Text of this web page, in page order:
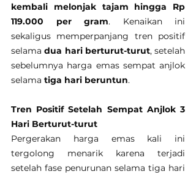
kembali melonjak tajam hingga Rp
119.000 per gram. Kenaikan ini
sekaligus memperpanjang tren positif
selama dua hari berturut-turut, setelah
sebelumnya harga emas sempat anjlok
selama tiga hari beruntun.
Tren Positif Setelah Sempat Anjlok 3
Hari Berturut-turut
Pergerakan harga emas kali ini
tergolong menarik karena terjadi
setelah fase penurunan selama tiga hari